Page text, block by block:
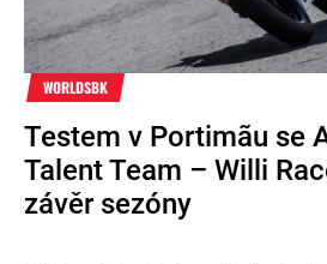
WORLDSBK
Testem v Portimãu se
Talent Team – Willi
závěr sezóny